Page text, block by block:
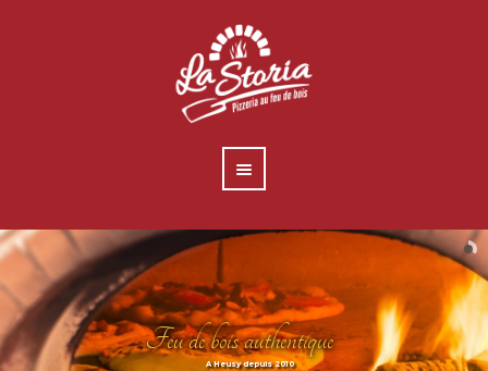
Feu de bois authentique
A Heusy depuis 2010